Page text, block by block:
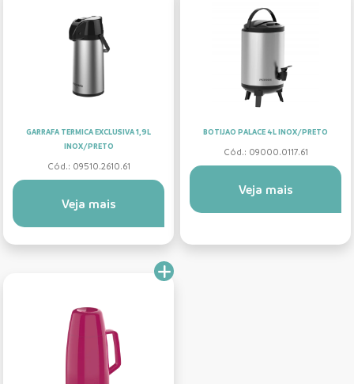
GARRAFA TERMICA EXCLUSIVA 1,9L
INOX/PRETO
Cód.: 09510.2610.61
Veja mais
BOTIJAO PALACE 4L INOX/PRETO
Cód.: 09000.0117.61
Veja mais